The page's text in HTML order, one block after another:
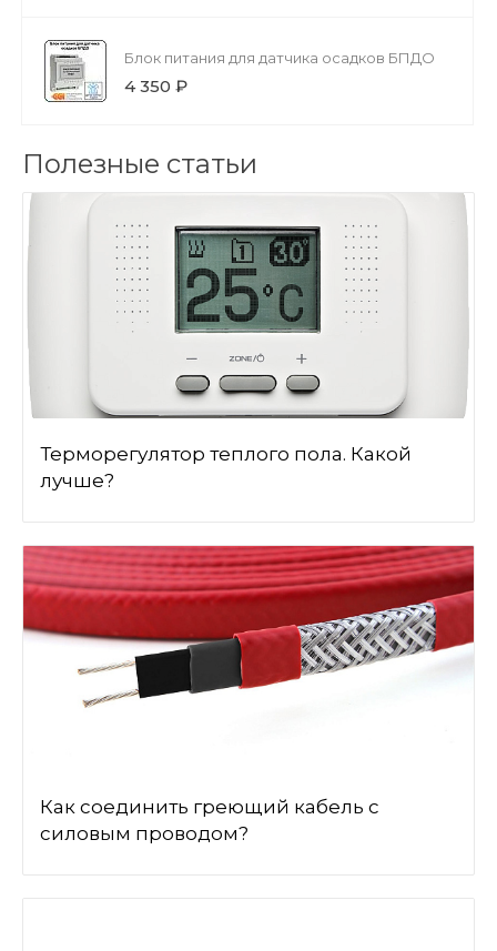
Блок питания для датчика осадков БПДО
4 350 ₽
Полезные статьи
Терморегулятор теплого пола. Какой
лучше?
Как соединить греющий кабель с
силовым проводом?